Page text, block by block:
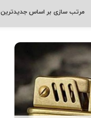
مرتب سازی بر اساس جدیدترین